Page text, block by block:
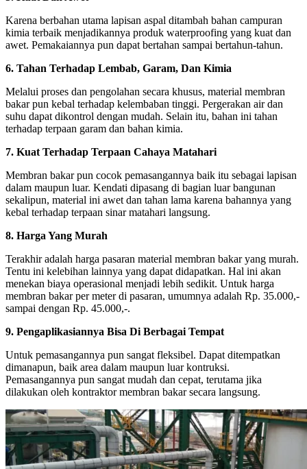
Karena berbahan utama lapisan aspal ditambah bahan campuran
kimia terbaik menjadikannya produk waterproofing yang kuat dan
awet. Pemakaiannya pun dapat bertahan sampai bertahun-tahun.
6. Tahan Terhadap Lembab, Garam, Dan Kimia
Melalui proses dan pengolahan secara khusus, material membran
bakar pun kebal terhadap kelembaban tinggi. Pergerakan air dan
suhu dapat dikontrol dengan mudah. Selain itu, bahan ini tahan
terhadap terpaan garam dan bahan kimia.
7. Kuat Terhadap Terpaan Cahaya Matahari
Membran bakar pun cocok pemasangannya baik itu sebagai lapisan
dalam maupun luar. Kendati dipasang di bagian luar bangunan
sekalipun, material ini awet dan tahan lama karena bahannya yang
kebal terhadap terpaan sinar matahari langsung.
8. Harga Yang Murah
Terakhir adalah harga pasaran material membran bakar yang murah.
Tentu ini kelebihan lainnya yang dapat didapatkan. Hal ini akan
menekan biaya operasional menjadi lebih sedikit. Untuk harga
membran bakar per meter di pasaran, umumnya adalah Rp. 35.000,-
sampai dengan Rp. 45.000,-.
9. Pengaplikasiannya Bisa Di Berbagai Tempat
Untuk pemasangannya pun sangat fleksibel. Dapat ditempatkan
dimanapun, baik area dalam maupun luar kontruksi.
Pemasangannya pun sangat mudah dan cepat, terutama jika
dilakukan oleh kontraktor membran bakar secara langsung.